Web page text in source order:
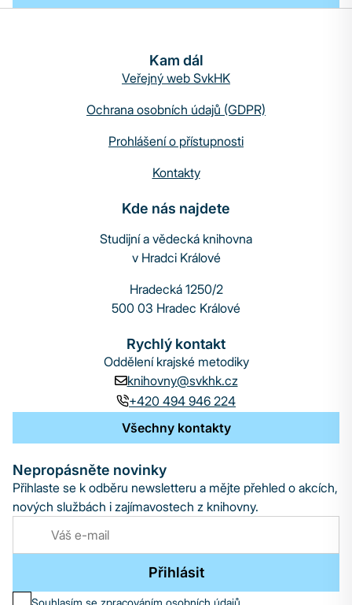
Kam dál
Veřejný web SvkHK
Ochrana osobních údajů (GDPR)
Prohlášení o přístupnosti
Kontakty
Kde nás najdete
Studijní a vědecká knihovna
v Hradci Králové
Hradecká 1250/2
500 03 Hradec Králové
Rychlý kontakt
Oddělení krajské metodiky
knihovny@svkhk.cz
+420 494 946 224
Všechny kontakty
Nepropásněte novinky
Přihlaste se k odběru newsletteru a mějte přehled o akcích,
nových službách i zajímavostech z knihovny.
Přihlásit
Souhlasím se zpracováním osobních údajů